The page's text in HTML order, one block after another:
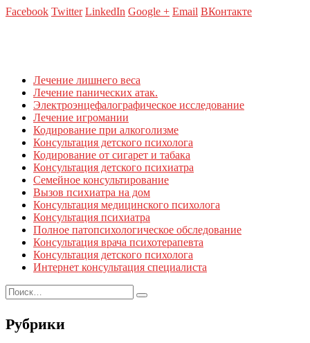
Facebook Twitter LinkedIn Google + Email ВКонтакте
Лечение лишнего веса
Лечение панических атак.
Электроэнцефалографическое исследование
Лечение игромании
Кодирование при алкоголизме
Консультация детского психолога
Кодирование от сигарет и табака
Консультация детского психиатра
Семейное консультирование
Вызов психиатра на дом
Консультация медицинского психолога
Консультация психиатра
Полное патопсихологическое обследование
Консультация врача психотерапевта
Консультация детского психолога
Интернет консультация специалиста
Рубрики